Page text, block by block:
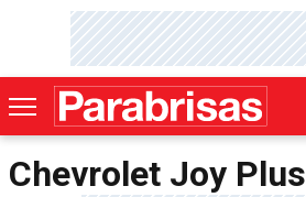
Chevrolet Joy Plus